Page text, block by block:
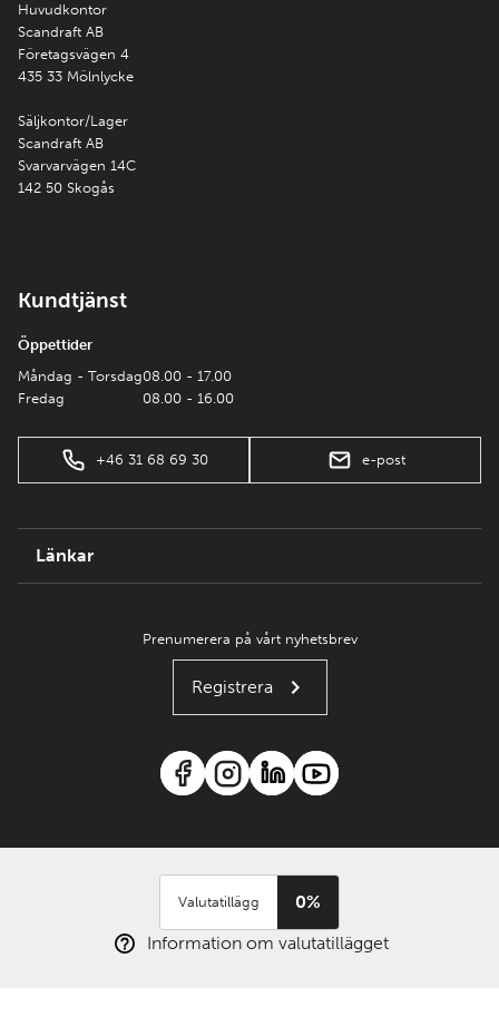
Huvudkontor
Scandraft AB
Företagsvägen 4
435 33 Mölnlycke
Säljkontor/Lager
Scandraft AB
Svarvarvägen 14C
142 50 Skogås
Kundtjänst
Öppettider
Måndag - Torsdag
Fredag
08.00 - 17.00
08.00 - 16.00
+46 31 68 69 30 e-post
Länkar
Prenumerera på vårt nyhetsbrev
Registrera
Valutatillägg
0%
Information om valutatillägget